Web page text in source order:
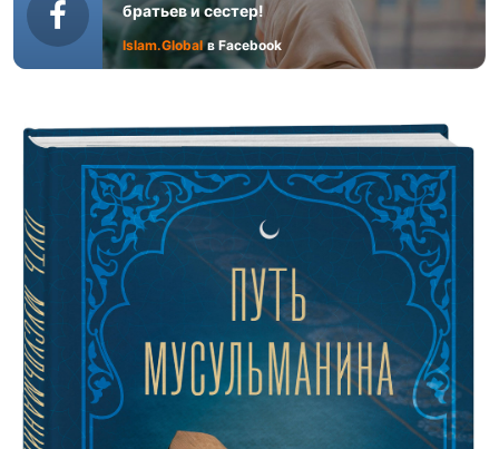
братьев и сестер!
Islam.Global в Facebook